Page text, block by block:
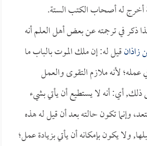
أخرج له أصحاب الكتب الستة.
ذكر في ترجمته عن بعض أهل العلم أنه
قيل له: إن ملك الموت بالباب ما
عمله؛ لأنه ملازم التقوى والعمل
أي: أنه لا يستطيع أن يأتي بشيء
وإنما تكون حالته بعد أن قيل له هذه
قبلها, ولا يكون بإمكانه أن يأتي بزيادة عمل؛